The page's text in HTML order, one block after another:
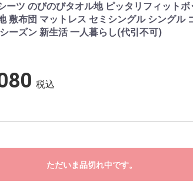
ーツ のびのびタオル地 ピッタリフィット
敷布団 マットレス セミシングル シングル
ーズン 新生活 一人暮らし(代引不可)
税込
ただいま品切れ中です。